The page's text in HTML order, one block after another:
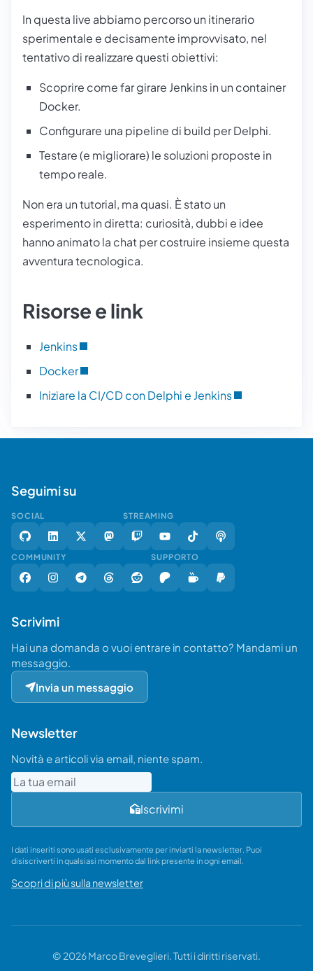
In questa live abbiamo percorso un itinerario
sperimentale e decisamente improvvisato, nel
tentativo di realizzare questi obiettivi:
Scoprire come far girare Jenkins in un container
Docker.
Configurare una pipeline di build per Delphi.
Testare (e migliorare) le soluzioni proposte in
tempo reale.
Non era un tutorial, ma quasi. È stato un
esperimento in diretta: curiosità, dubbi e idee
hanno animato la chat per costruire insieme questa
avventura tecnologica.
Risorse e link
Jenkins
Docker
Iniziare la CI/CD con Delphi e Jenkins
Seguimi su
SOCIAL STREAMING
COMMUNITY SUPPORTO
Scrivimi
Hai una domanda o vuoi entrare in contatto? Mandami un
messaggio.
Invia un messaggio
Newsletter
Novità e articoli via email, niente spam.
Email
Iscrivimi
I dati inseriti sono usati esclusivamente per inviarti la newsletter. Puoi
disiscriverti in qualsiasi momento dal link presente in ogni email.
Scopri di più sulla newsletter
© 2026 Marco Breveglieri. Tutti i diritti riservati.